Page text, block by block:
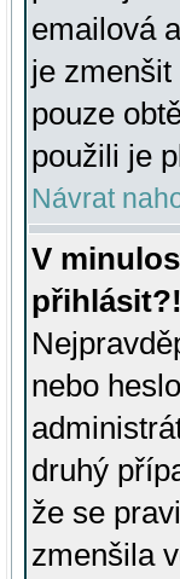
emailová
je
pouze
použili je
Návrat
V
přihlásit?!
nebo
druhý
že se
zmenšila